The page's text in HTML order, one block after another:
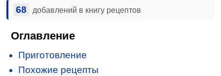
68 добавлений в книгу рецептов
Оглавление
Приготовление
Похожие рецепты